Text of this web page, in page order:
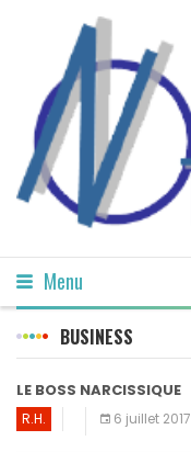
Menu
BUSINESS
LE BOSS NARCISSIQUE
R.H. 6 juillet 2017